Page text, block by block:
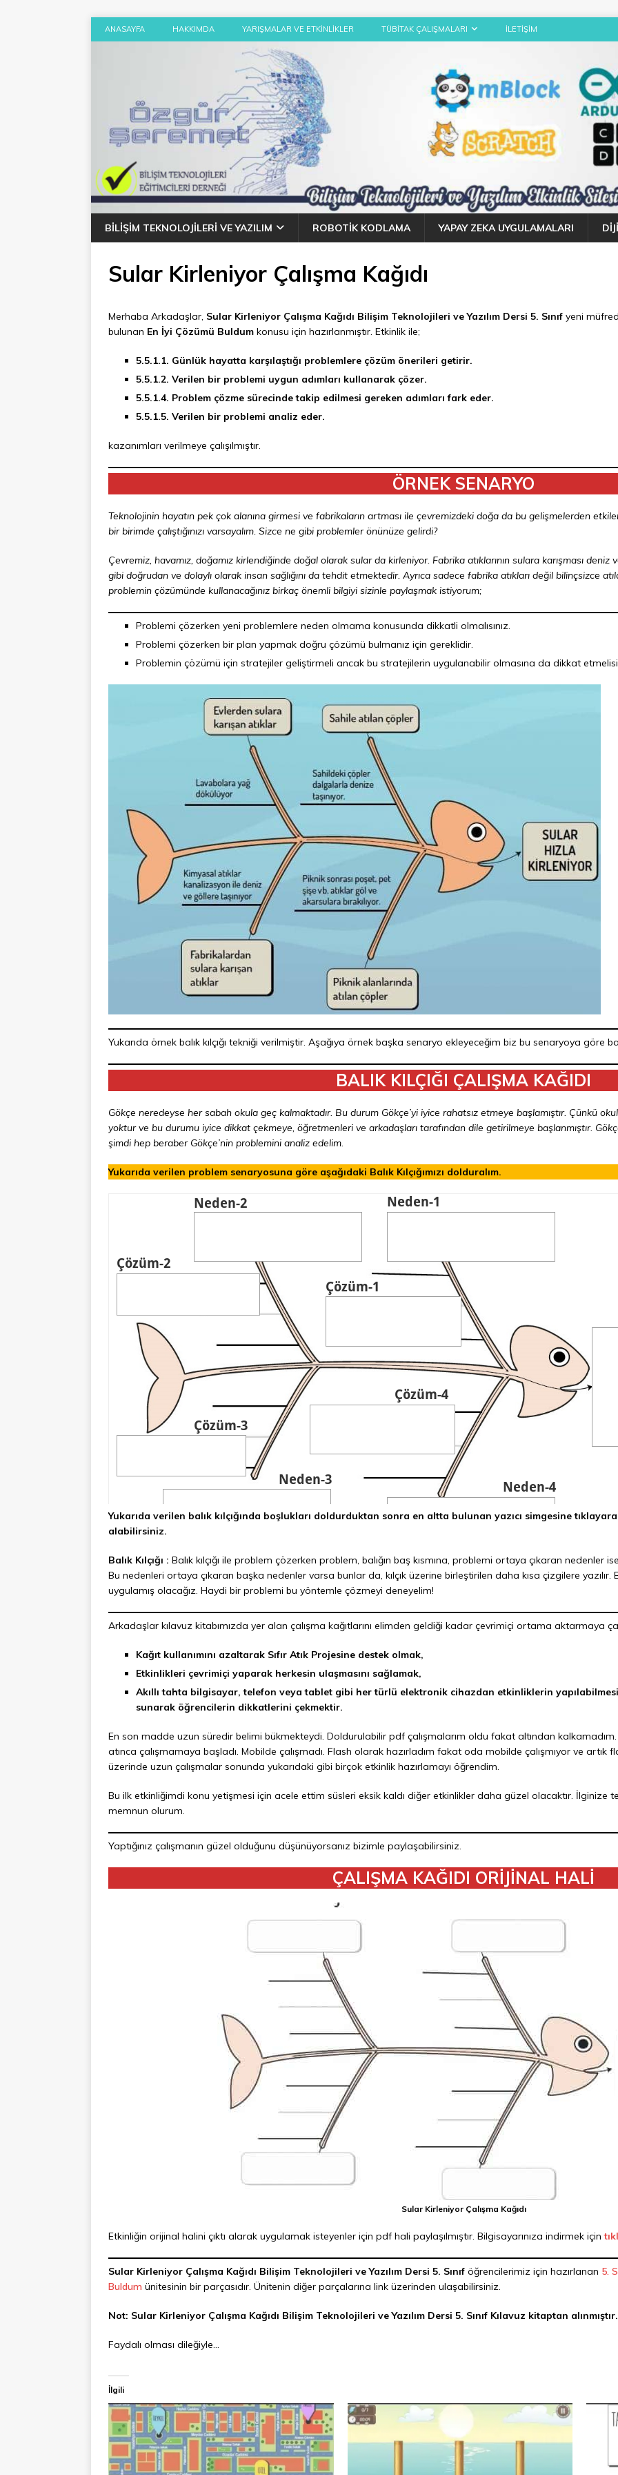
ANASAYFA HAKKIMDA YARIŞMALAR VE ETKINLIKLER TÜBITAK ÇALIŞMALARI İLETIŞIM
BILIŞIM TEKNOLOJILERI VE YAZILIM ROBOTIK KODLAMA YAPAY ZEKA UYGULAMALARI
Sular Kirleniyor Çalışma Kağıdı
Merhaba Arkadaşlar, Sular Kirleniyor Çalışma Kağıdı Bilişim Teknolojileri ve Yazılım Dersi 5. Sınıf yeni
bulunan En İyi Çözümü Buldum konusu için hazırlanmıştır. Etkinlik ile;
5.5.1.1. Günlük hayatta karşılaştığı problemlere çözüm önerileri getirir.
5.5.1.2. Verilen bir problemi uygun adımları kullanarak çözer.
5.5.1.4. Problem çözme sürecinde takip edilmesi gereken adımları fark eder.
5.5.1.5. Verilen bir problemi analiz eder.
kazanımları verilmeye çalışılmıştır.
ÖRNEK SENARYO
Teknolojinin hayatın pek çok alanına girmesi ve fabrikaların artması ile çevremizdeki doğa da bu gelişmelerden
bir birimde çalıştığınızı varsayalım. Sizce ne gibi problemler önünüze gelirdi?
Çevremiz, havamız, doğamız kirlendiğinde doğal olarak sular da kirleniyor. Fabrika atıklarının sulara karışması
gibi doğrudan ve dolaylı olarak insan sağlığını da tehdit etmektedir. Ayrıca sadece fabrika atıkları değil bilinçsizce
problemin çözümünde kullanacağınız birkaç önemli bilgiyi sizinle paylaşmak istiyorum;
Problemi çözerken yeni problemlere neden olmama konusunda dikkatli olmalısınız.
Problemi çözerken bir plan yapmak doğru çözümü bulmanız için gereklidir.
Problemin çözümü için stratejiler geliştirmeli ancak bu stratejilerin uygulanabilir olmasına da dikkat
Yukarıda örnek balık kılçığı tekniği verilmiştir. Aşağıya örnek başka senaryo ekleyeceğim biz bu senaryoya göre
BALIK KILÇIĞI ÇALIŞMA KAĞIDI
Gökçe neredeyse her sabah okula geç kalmaktadır. Bu durum Gökçe’yi iyice rahatsız etmeye başlamıştır. Çünkü
yoktur ve bu durumu iyice dikkat çekmeye, öğretmenleri ve arkadaşları tarafından dile getirilmeye başlanmıştır.
şimdi hep beraber Gökçe’nin problemini analiz edelim.
Yukarıda verilen problem senaryosuna göre aşağıdaki Balık Kılçığımızı dolduralım.
Yukarıda verilen balık kılçığında boşlukları doldurduktan sonra en altta bulunan yazıcı simgesine
alabilirsiniz.
Balık Kılçığı : Balık kılçığı ile problem çözerken problem, balığın baş kısmına, problemi ortaya çıkaran nedenler
Bu nedenleri ortaya çıkaran başka nedenler varsa bunlar da, kılçık üzerine birleştirilen daha kısa çizgilere yazılır.
uygulamış olacağız. Haydi bir problemi bu yöntemle çözmeyi deneyelim!
Arkadaşlar kılavuz kitabımızda yer alan çalışma kağıtlarını elimden geldiği kadar çevrimiçi ortama aktarmaya
Kağıt kullanımını azaltarak Sıfır Atık Projesine destek olmak,
Etkinlikleri çevrimiçi yaparak herkesin ulaşmasını sağlamak,
Akıllı tahta bilgisayar, telefon veya tablet gibi her türlü elektronik cihazdan etkinliklerin
sunarak öğrencilerin dikkatlerini çekmektir.
En son madde uzun süredir belimi bükmekteydi. Doldurulabilir pdf çalışmalarım oldu fakat altından
atınca çalışmamaya başladı. Mobilde çalışmadı. Flash olarak hazırladım fakat oda mobilde çalışmıyor ve artık
üzerinde uzun çalışmalar sonunda yukarıdaki gibi birçok etkinlik hazırlamayı öğrendim.
Bu ilk etkinliğimdi konu yetişmesi için acele ettim süsleri eksik kaldı diğer etkinlikler daha güzel olacaktır. İlginize
memnun olurum.
Yaptığınız çalışmanın güzel olduğunu düşünüyorsanız bizimle paylaşabilirsiniz.
ÇALIŞMA KAĞIDI ORİJİNAL HALİ
Sular Kirleniyor Çalışma Kağıdı
Etkinliğin orijinal halini çıktı alarak uygulamak isteyenler için pdf hali paylaşılmıştır. Bilgisayarınıza indirmek için
Sular Kirleniyor Çalışma Kağıdı Bilişim Teknolojileri ve Yazılım Dersi 5. Sınıf öğrencilerimiz için hazırlanan 5.
Buldum ünitesinin bir parçasıdır. Ünitenin diğer parçalarına link üzerinden ulaşabilirsiniz.
Not: Sular Kirleniyor Çalışma Kağıdı Bilişim Teknolojileri ve Yazılım Dersi 5. Sınıf Kılavuz kitaptan alınmıştır.
Faydalı olması dileğiyle…
İlgili